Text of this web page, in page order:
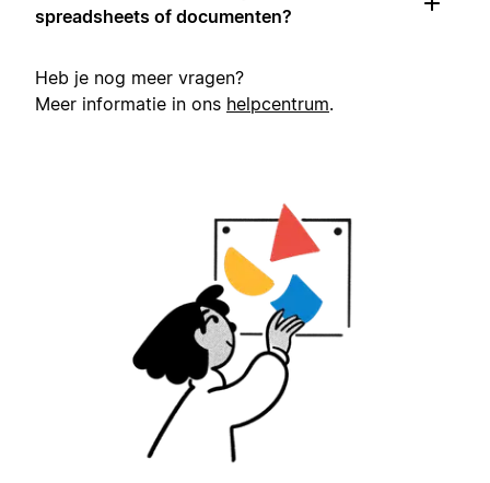
spreadsheets of documenten?
Heb je nog meer vragen?
Meer informatie in ons helpcentrum.